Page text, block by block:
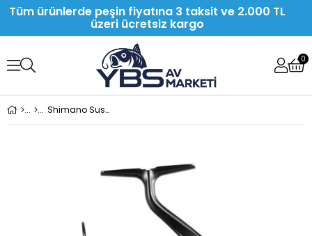
Tüm ürünlerde peşin fiyatına 3 taksit ve 2.000 TL
üzeri ücretsiz kargo
0
Shimano Sustain FK C3000 Olta Makinesi